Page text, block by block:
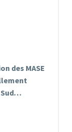
des MASE
Sud…